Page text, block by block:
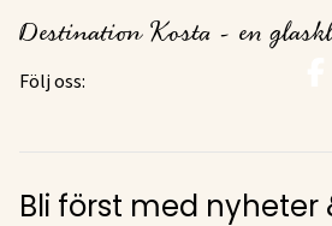
Destination Kosta - en
Följ oss:
Bli först med nyheter